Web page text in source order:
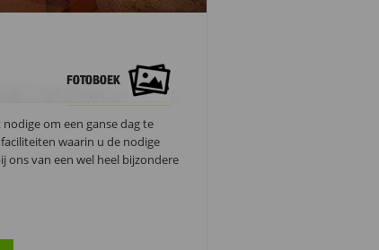
om een ganse dag te
waarin u de nodige
ons van een wel heel bijzondere